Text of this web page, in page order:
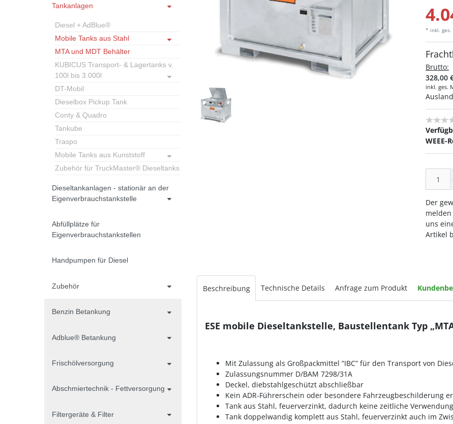
Tankanlagen
Diesel + AdBlue®
Mobile Tanks aus Stahl
MTA und MDT Behälter
KUBICUS Transport- & Lagertanks v.
100l bis 3.000l
DT-Mobil
Dieselbox Pickup Tank
Conty & Quadro
Tankube
Traspo
Mobile Tanks aus Kunststoff
Zubehör für TruckMaster® Dieseltanks
Dieseltankanlagen - stationär an der
Eigenverbrauchstankstelle
Abfüllplätze für
Eigenverbrauchstankstellen
Handpumpen für Diesel
Zubehör
Benzin Betankung
Adblue® Betankung
Frischölversorgung
Abschmiertechnik - Fettversorgung
Filtergeräte & Filter
* inkl. ges.
Brutto:
328,00
inkl. ges.
WEEE-
Der
uns
Artikel
Beschreibung Technische Details Anfrage zum Produkt
ESE mobile Dieseltankstelle, Baustellentank Typ
Mit Zulassung als Großpackmittel ”IBC” für den Transport von
Zulassungsnummer D/BAM 7298/31A
Deckel, diebstahlgeschützt abschließbar
Kein ADR-Führerschein oder besondere Fahrzeugbeschilderung
Tank aus Stahl, feuerverzinkt, dadurch keine zeitliche
Tank doppelwandig komplett aus Stahl, feuerverzinkt auch im